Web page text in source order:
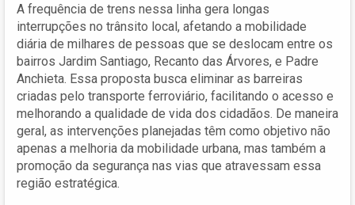
A frequência de trens nessa linha gera longas
interrupções no trânsito local, afetando a mobilidade
diária de milhares de pessoas que se deslocam entre os
bairros Jardim Santiago, Recanto das Árvores, e Padre
Anchieta. Essa proposta busca eliminar as barreiras
criadas pelo transporte ferroviário, facilitando o acesso e
melhorando a qualidade de vida dos cidadãos. De maneira
geral, as intervenções planejadas têm como objetivo não
apenas a melhoria da mobilidade urbana, mas também a
promoção da segurança nas vias que atravessam essa
região estratégica.